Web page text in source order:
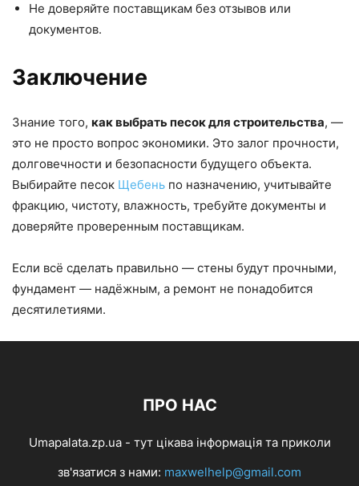
Не доверяйте поставщикам без отзывов или
документов.
Заключение
Знание того, как выбрать песок для строительства, —
это не просто вопрос экономики. Это залог прочности,
долговечности и безопасности будущего объекта.
Выбирайте песок Щебень по назначению, учитывайте
фракцию, чистоту, влажность, требуйте документы и
доверяйте проверенным поставщикам.
Если всё сделать правильно — стены будут прочными,
фундамент — надёжным, а ремонт не понадобится
десятилетиями.
ПРО НАС
Umapalata.zp.ua - тут цікава інформація та приколи
зв'язатися з нами: maxwelhelp@gmail.com